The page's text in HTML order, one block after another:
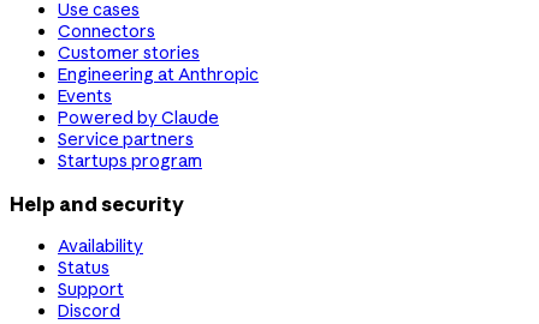
Use cases
Connectors
Customer stories
Engineering at Anthropic
Events
Powered by Claude
Service partners
Startups program
Help and security
Availability
Status
Support
Discord